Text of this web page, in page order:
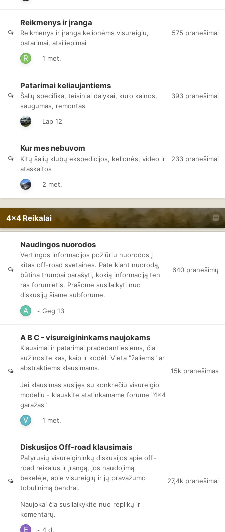
Reikmenys ir įranga
Reikmenys ir įranga kelionėms visureigiu,
patarimai, atsiliepimai
575 pranešimai
Patarimai keliaujantiems
Šalių specifika, teisiniai dalykai, kuro kainos,
saugumas, remontas
393 pranešimai
Kur mes nebuvom
Kitų šalių klubų ekspedicijos, kelionės, video ir
ataskaitos
233 pranešimai
4x4 Reikalai
Naudingos nuorodos
Vertingos informacijos požiūriu nuorodos į
kitas off-road svetaines. Pateikiant nuorodą,
būtina trumpai parašyti, kokią informaciją ten
ras forumietis. Prašome susilaikyti nuo
diskusijų šiame subforume.
640 pranešimų
A B C - visureigininkams naujokams
Klausimai ir patarimai pradedantiesiems, čia
sužinosite kas, kaip ir kodėl. Vieta "žaliems" ar
abstraktiems klausimams.
Jei klausimas susijęs su konkrečiu visureigio
modeliu - klauskite atatinkamame forume "4x4
garažas"
15k pranešimas
Diskusijos Off-road klausimais
Patyrusių visureigininkų diskusijos apie off-
road reikalus ir įrangą, jos naudojimą
bekelėje, apie visureigių ir jų pravažumo
tobulinimą bendrai.
Naujokai čia susilaikykite nuo replikų ir
komentarų.
27,4k pranešimai